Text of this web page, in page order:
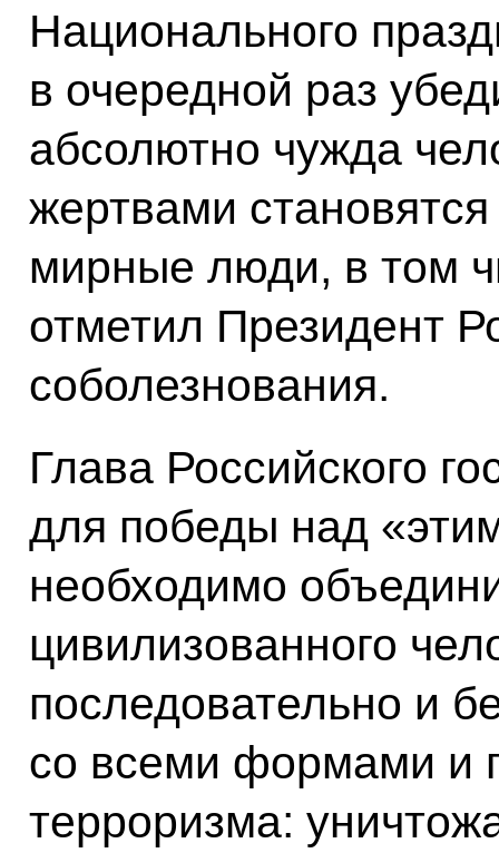
Национального
в очередной раз
абсолютно чужда
жертвами
мирные люди, в том
отметил Президент
соболезнования.
Глава Российского
для победы над
необходимо
цивилизованного
последовательно и
со всеми формами и
терроризма: